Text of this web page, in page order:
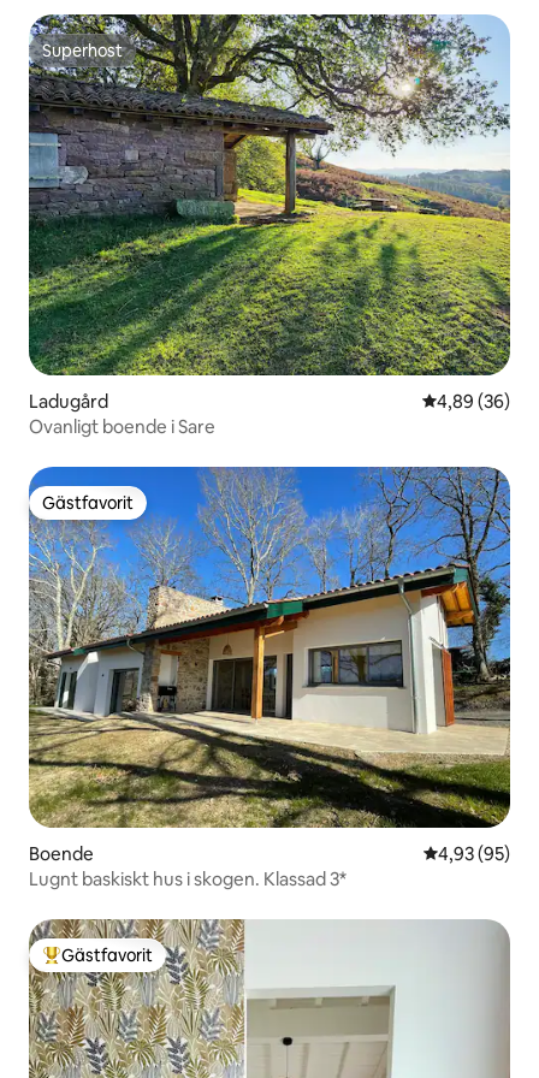
Superhost
Superhost
Ladugård 4,89 av 5 i
4,89 (36)
Ovanligt boende i Sare
Gästfavorit
Gästfavorit
Boende 4,93 av 5 i
4,93 (95)
Lugnt baskiskt hus i skogen. Klassad 3*
Populär gästfavorit
Gästfavorit